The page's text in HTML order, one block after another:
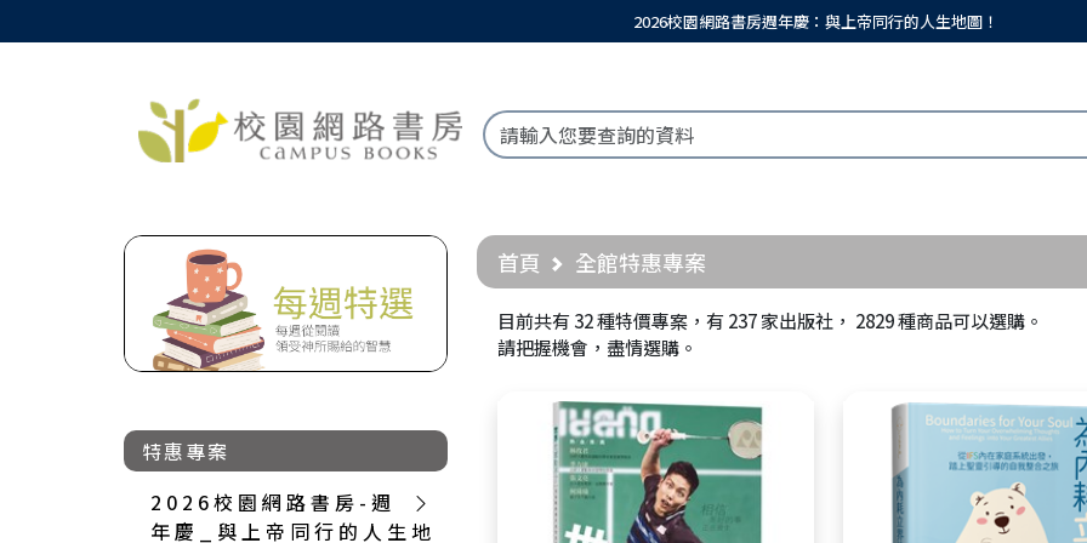
2026校園網路書房週年慶：與上帝同行的人生地圖！
特惠專案
2 0 2 6 校 園 網 路 書 房 - 週
年 慶 _ 與 上 帝 同 行 的 人 生 地
首頁 全館特惠專案
目前共有32種特價專案，有237家出版社， 2829種商品可以選購。
請把握機會，盡情選購。